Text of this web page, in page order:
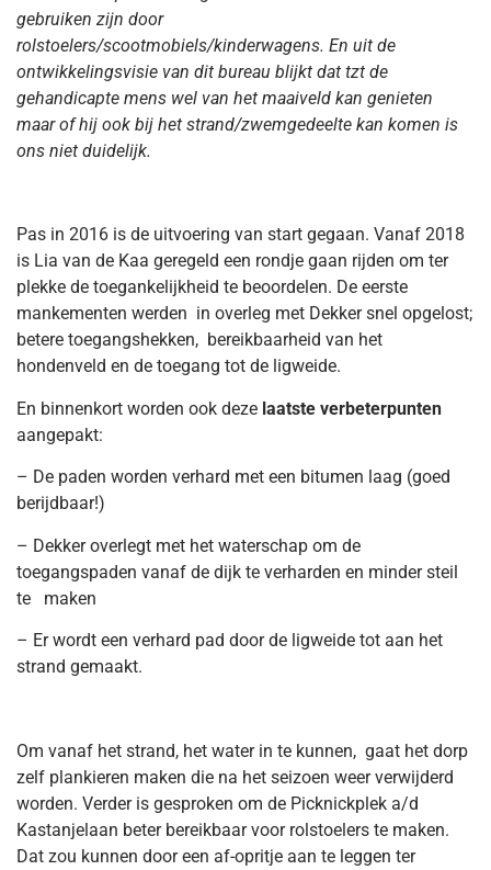
gebruiken zijn door
rolstoelers/scootmobiels/kinderwagens. En uit de
ontwikkelingsvisie van dit bureau blijkt dat tzt de
gehandicapte mens wel van het maaiveld kan genieten
maar of hij ook bij het strand/zwemgedeelte kan komen is
ons niet duidelijk.
Pas in 2016 is de uitvoering van start gegaan. Vanaf 2018
is Lia van de Kaa geregeld een rondje gaan rijden om ter
plekke de toegankelijkheid te beoordelen. De eerste
mankementen werden in overleg met Dekker snel opgelost;
betere toegangshekken, bereikbaarheid van het
hondenveld en de toegang tot de ligweide.
En binnenkort worden ook deze laatste verbeterpunten
aangepakt:
– De paden worden verhard met een bitumen laag (goed
berijdbaar!)
– Dekker overlegt met het waterschap om de
toegangspaden vanaf de dijk te verharden en minder steil
te maken
– Er wordt een verhard pad door de ligweide tot aan het
strand gemaakt.
Om vanaf het strand, het water in te kunnen, gaat het dorp
zelf plankieren maken die na het seizoen weer verwijderd
worden. Verder is gesproken om de Picknickplek a/d
Kastanjelaan beter bereikbaar voor rolstoelers te maken.
Dat zou kunnen door een af-opritje aan te leggen ter